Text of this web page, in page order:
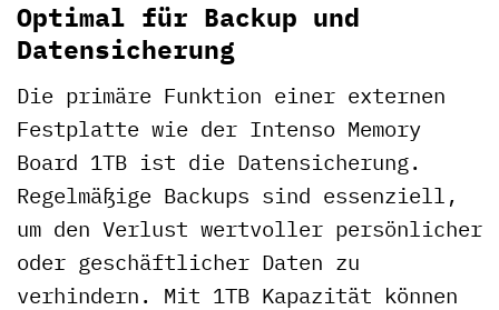
Optimal für Backup und
Datensicherung
Die primäre Funktion einer externen
Festplatte wie der Intenso Memory
Board 1TB ist die Datensicherung.
Regelmäßige Backups sind essenziell,
um den Verlust wertvoller persönlicher
oder geschäftlicher Daten zu
verhindern. Mit 1TB Kapazität können